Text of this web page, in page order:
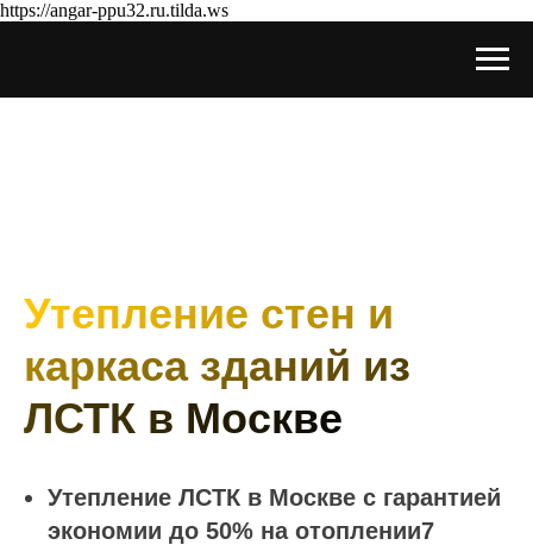
https://angar-ppu32.ru.tilda.ws
Утепление стен и
каркаса зданий из
ЛСТК в Москве
Утепление ЛСТК в Москве с гарантией
экономии до 50% на отоплении7